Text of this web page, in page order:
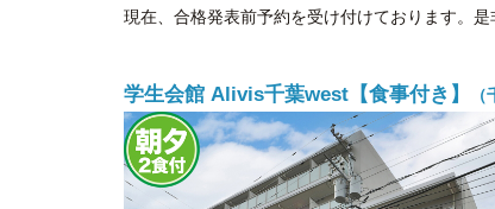
現在、合格発表前予約を受け付けております。是
学生会館 Alivis千葉west【食事付き】